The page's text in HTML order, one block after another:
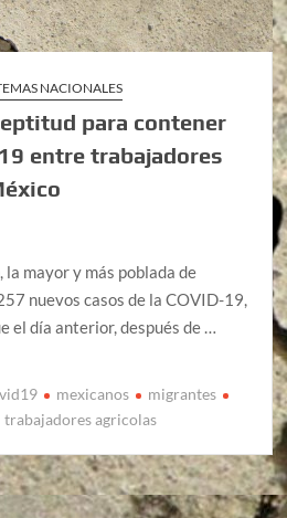
NACIONALES
para contener
entre trabajadores
mayor y más poblada de
nuevos casos de la COVID-19,
el día anterior, después de …
mexicanos
migrantes
trabajadores agricolas